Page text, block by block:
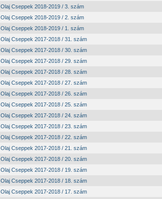
Olaj Cseppek 2018-2019 / 3. szám
Olaj Cseppek 2018-2019 / 2. szám
Olaj Cseppek 2018-2019 / 1. szám
Olaj Cseppek 2017-2018 / 31. szám
Olaj Cseppek 2017-2018 / 30. szám
Olaj Cseppek 2017-2018 / 29. szám
Olaj Cseppek 2017-2018 / 28. szám
Olaj Cseppek 2017-2018 / 27. szám
Olaj Cseppek 2017-2018 / 26. szám
Olaj Cseppek 2017-2018 / 25. szám
Olaj Cseppek 2017-2018 / 24. szám
Olaj Cseppek 2017-2018 / 23. szám
Olaj Cseppek 2017-2018 / 22. szám
Olaj Cseppek 2017-2018 / 21. szám
Olaj Cseppek 2017-2018 / 20. szám
Olaj Cseppek 2017-2018 / 19. szám
Olaj Cseppek 2017-2018 / 18. szám
Olaj Cseppek 2017-2018 / 17. szám